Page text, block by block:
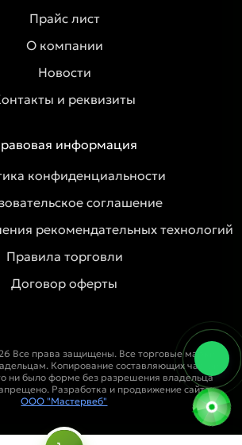
Прайс лист
О компании
Новости
и реквизиты
информация
конфиденциальности
соглашение
рекомендательных технологий
Правила торговли
Договор оферты
Все права защищены. Все торговые марки
Копирование составляющих частей
ни было форме без разрешения владельца
Разработка и продвижение сайта
ООО "Мастервеб"